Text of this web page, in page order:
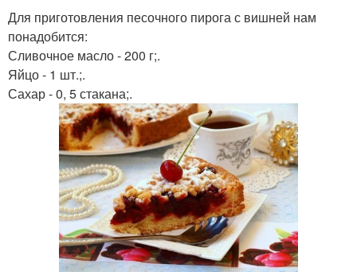
Для приготовления песочного пирога с вишней нам
понадобится:
Сливочное масло - 200 г;.
Яйцо - 1 шт.;.
Сахар - 0, 5 стакана;.